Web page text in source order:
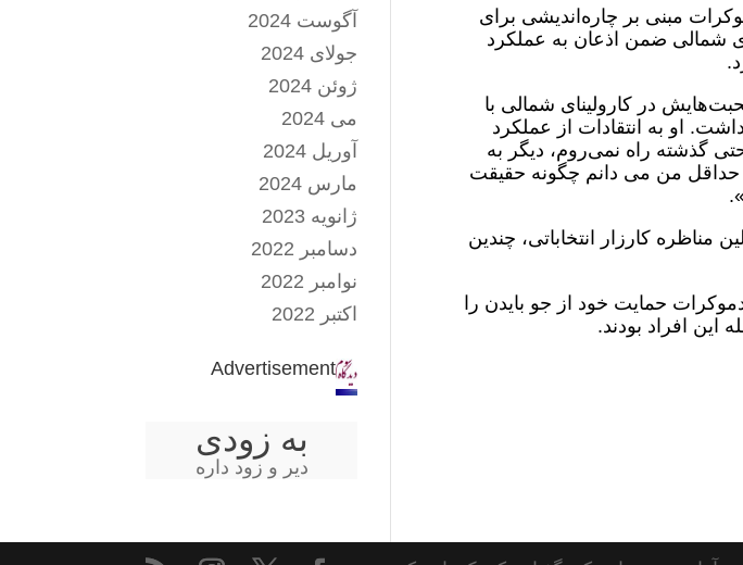
مبنی بر چاره‌اندیشی برای
شمالی ضمن اذعان به عملکرد
در کارولینای شمالی با
او به انتقادات از عملکرد
گذشته راه نمی‌روم، دیگر به
حداقل من می دانم چگونه حقیقت
کارزار انتخاباتی، چندین
حمایت خود از جو بایدن را
این افراد بودند.
آگوست 2024
جولای 2024
ژوئن 2024
می 2024
آوریل 2024
مارس 2024
ژانویه 2023
دسامبر 2022
نوامبر 2022
اکتبر 2022
Advertisement
به زودی
دیر و زود داره